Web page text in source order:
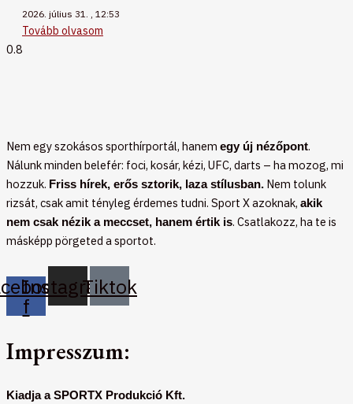
2026. július 31. 12:53
Tovább olvasom
Nem egy szokásos sporthírportál, hanem egy új nézőpont.
Nálunk minden belefér: foci, kosár, kézi, UFC, darts – ha mozog, mi
hozzuk. Friss hírek, erős sztorik, laza stílusban. Nem tolunk
rizsát, csak amit tényleg érdemes tudni. Sport X azoknak, akik
nem csak nézik a meccset, hanem értik is. Csatlakozz, ha te is
másképp pörgeted a sportot.
f
Instagram
Tiktok
Impresszum:
Kiadja a SPORTX Produkció Kft.